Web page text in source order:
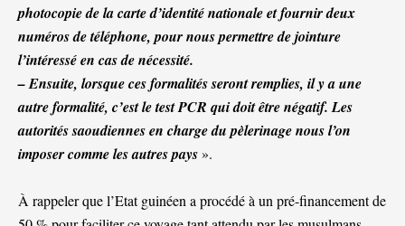
photocopie de la carte d’identité nationale et fournir deux
numéros de téléphone, pour nous permettre de jointure
l’intéressé en cas de nécessité.
– Ensuite, lorsque ces formalités seront remplies, il y a une
autre formalité, c’est le test PCR qui doit être négatif. Les
autorités saoudiennes en charge du pèlerinage nous l’on
imposer comme les autres pays».
À rappeler que l’Etat guinéen a procédé à un pré-financement de